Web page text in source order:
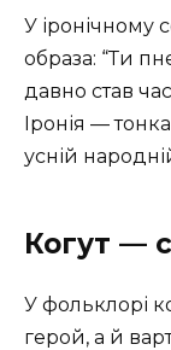
У іронічному
образа: “Ти
давно став
Іронія —
усній
Когут —
У фольклорі
герой, а й